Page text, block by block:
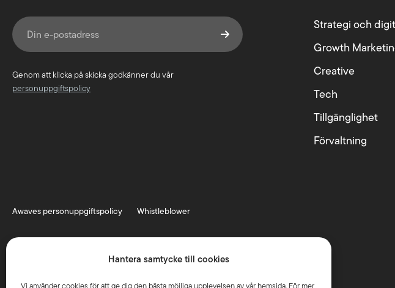
Hantera samtycke till cookies
E-post(Obligatoriskt)
Genom att klicka på skicka godkänner du vår
personuppgiftspolicy
Strategi och
Growth
Creative
Tech
Tillgänglighet
Förvaltning
Awaves personuppgiftspolicy Whistleblower